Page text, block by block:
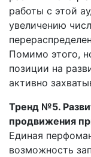
работы с этой
увеличению
Помимо этого,
позиции на
активно
Тренд №5.
продвижения
Единая
возможность